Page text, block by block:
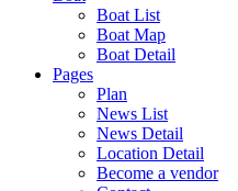
Boat List
Boat Map
Boat Detail
Pages
Plan
News List
News Detail
Location Detail
Become a vendor